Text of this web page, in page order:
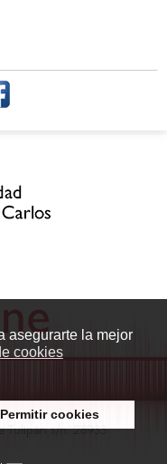
asegurarte la mejor
cookies
Permitir cookies
Tulipán s/n. 28933